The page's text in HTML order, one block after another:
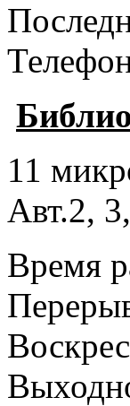
11
Авт.2,
Время